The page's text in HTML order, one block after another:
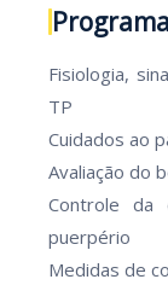
Programa
Fisiologia,
TP
Cuidados ao
Avaliação do
Controle
puerpério
Medidas de